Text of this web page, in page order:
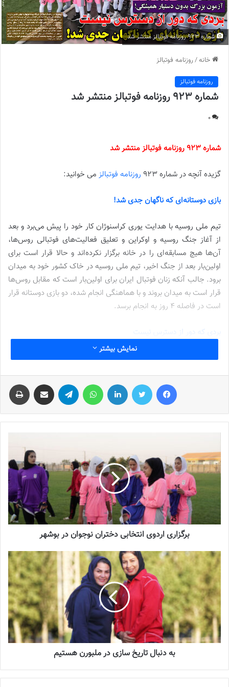
شماره 923 روزنامه فوتبالز منتشر شد
خانه/روزنامه فوتبالز
روزنامه فوتبالز
شماره 923 روزنامه فوتبالز منتشر شد
0
شماره 923 روزنامه فوتبالز منتشر شد
گزیده آنچه در شماره 923 روزنامه فوتبالز می خوانید:
بازی دوستانه‌ای که ناگهان جدی شد!
تیم ملی روسیه با هدایت یوری کراسنوژان کار خود را پیش می‌برد و بعد
از آغاز جنگ روسیه و اوکراین و تعلیق فعالیت‌های فوتبالی روس‌ها،
آن‌ها هیچ مسابقه‌ای را در خانه برگزار نکرده‌اند و حالا قرار است برای
اولین‌بار بعد از جنگ اخیر، تیم ملی روسیه در خاک کشور خود به میدان
برود. جالب آنکه زنان فوتبال ایران برای اولین‌بار است که مقابل روس‌ها
قرار است به میدان بروند و با هماهنگی انجام شده، دو بازی دوستانه قرار
است در فاصله 4 روز به انجام برسد.
بردی که دور از دسترس نیست
نوشته های مشابه
شماره 772 روزنامه فوتبالز منتشر شد
2022-12-16
شماره 900 روزنامه فوتبالز منتشر شد
2023-06-14
شماره 918 روزنامه فوتبالز منتشر شد
2023-07-07
روس‌ها در رنکینگ فیفا در جایگاه بیست‌وچهارم جهان حضور دارند؛
آن‌هم در شرایطی که تیم ملی فوتبال زنان ایران رتبه 61 جهان را در
اختیار دارد اما نکته مهم، شرایط به‌وجود آمده برای تیم ملی زنان روسیه
در 2 سال اخیر است که باعث شده تا آن‌ها از سطح آرمانی خود فاصله
بگیرند و با توجه به عدم حضور ستاره‌های کلیدی این تیم در دو بازی
دوستانه پیش‌رو، به نظر می‌رسد که فرصت طلایی نصیب شاگردان مریم
آزمون شده تا در مسیر آماده‌سازی برای حضور در مسابقات دور دوم
انتخابی المپیک 2024 بتوانند نتایج خوبی را در روسیه به‌دست آورند و به
نمایش بیشتر
برگزاری اردوی انتخابی دختران نوجوان در بوشهر
به دنبال تاریخ سازی در ملبورن هستیم